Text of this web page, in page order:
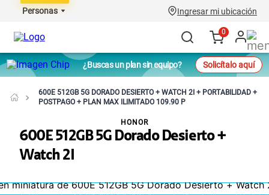
Personas Ingresar mi ubicación
0
¿Buscas un plan sin equipo? Solicítalo aquí
600E 512GB 5G DORADO DESIERTO + WATCH 2I + PORTABILIDAD +
POSTPAGO + PLAN MAX ILIMITADO 109.90 P
600E 512GB 5G Dorado Desierto +
Watch 2I
HONOR